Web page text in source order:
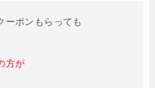
ーポンもらっても
方が